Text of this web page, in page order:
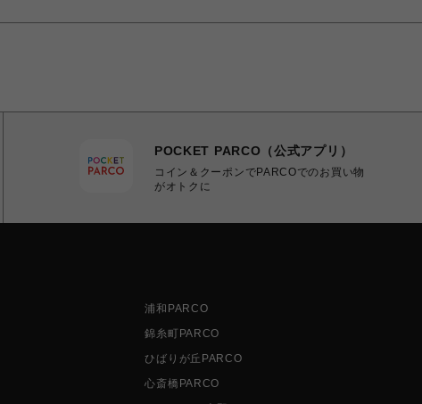
POCKET PARCO（公式アプリ）
コイン＆クーポンでPARCOでのお買い物
がオトクに
浦和PARCO
錦糸町PARCO
ひばりが丘PARCO
心斎橋PARCO